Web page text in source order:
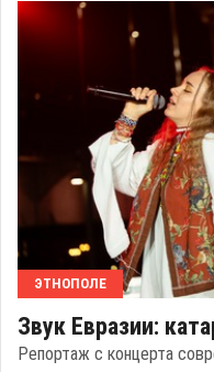
ЭТНОПОЛЕ
Звук Евразии:
Репортаж с концерта